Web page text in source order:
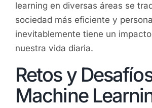
learning en diversas áreas se
sociedad más eficiente y
inevitablemente tiene un
nuestra vida diaria.
Retos y
Machine